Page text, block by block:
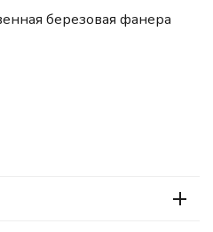
березовая фанера